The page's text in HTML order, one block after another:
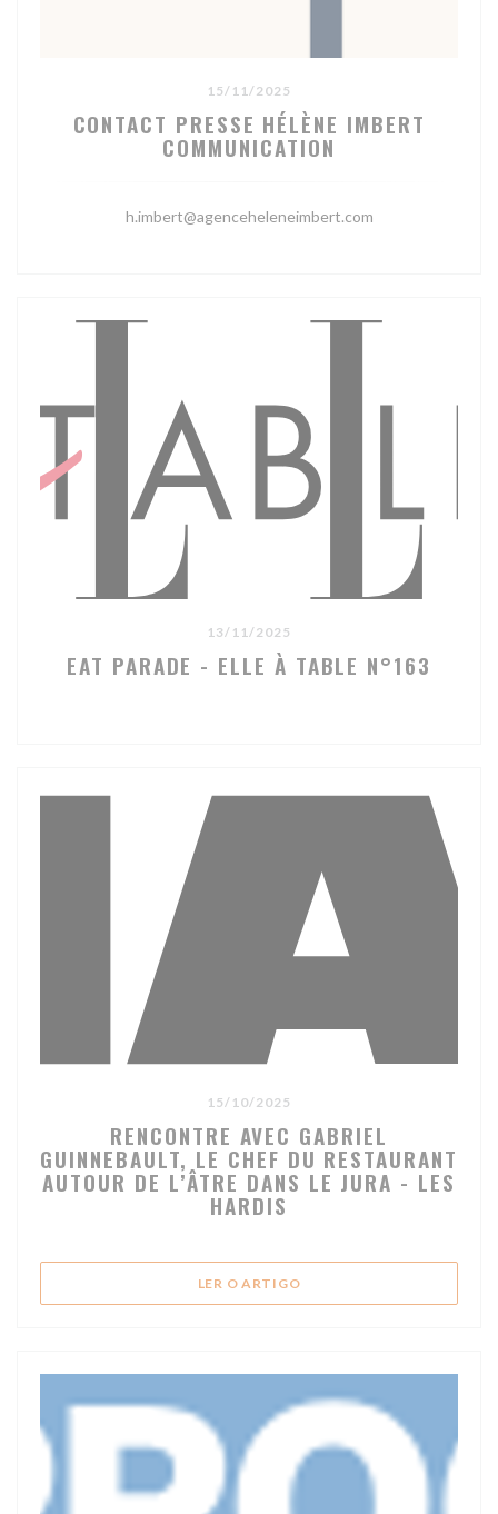
15/11/2025
CONTACT PRESSE HÉLÈNE IMBERT
COMMUNICATION
h.imbert@agenceheleneimbert.com
13/11/2025
EAT PARADE - ELLE À TABLE N°163
15/10/2025
RENCONTRE AVEC GABRIEL
GUINNEBAULT, LE CHEF DU RESTAURANT
AUTOUR DE L’ÂTRE DANS LE JURA - LES
HARDIS
LER O ARTIGO((ABRE NUMA NOVA